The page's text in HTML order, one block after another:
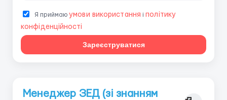
Я приймаюумови використання і політику
конфіденційності
Зареєструватися
Менеджер ЗЕД (зі знанням